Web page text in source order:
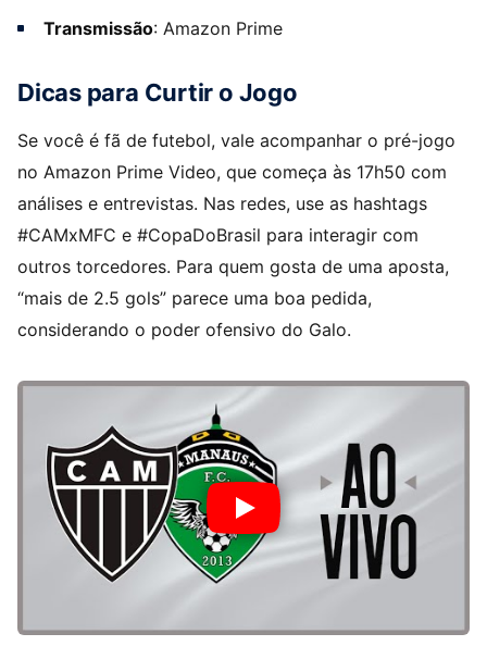
Transmissão: Amazon Prime
Dicas para Curtir o Jogo
Se você é fã de futebol, vale acompanhar o pré-jogo
no Amazon Prime Video, que começa às 17h50 com
análises e entrevistas. Nas redes, use as hashtags
#CAMxMFC e #CopaDoBrasil para interagir com
outros torcedores. Para quem gosta de uma aposta,
“mais de 2.5 gols” parece uma boa pedida,
considerando o poder ofensivo do Galo.